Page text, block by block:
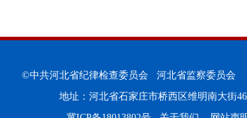
©中共河北省纪律检查委员会 河北省监察委员会
地址：河北省石家庄市桥西区维明南大街